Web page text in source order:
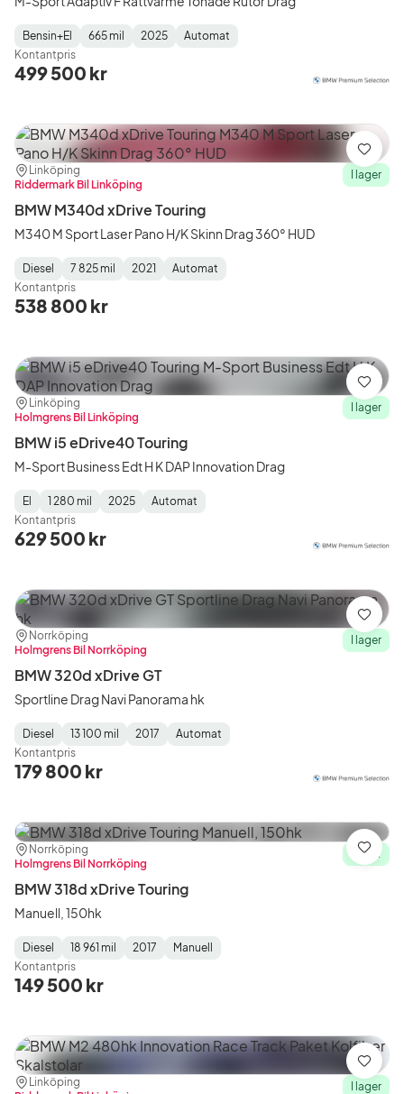
Fuel
Type:
Bensin+El
Mätarställning:
665 mil
Model
Year:
2025
Gearbox
Type:
Automat
Kontantpris
499 500 kr
Plats:
Linköping
Återförsäljare:
Riddermark Bil Linköping
I lager
BMW M340d xDrive Touring
M340 M Sport Laser Pano H/K Skinn Drag 360° HUD
Fuel
Type:
Diesel
Mätarställning:
7 825 mil
Model
Year:
2021
Gearbox
Type:
Automat
Kontantpris
538 800 kr
Spara
Plats:
Linköping
Återförsäljare:
Holmgrens Bil Linköping
I lager
BMW i5 eDrive40 Touring
M-Sport Business Edt H K DAP Innovation Drag
Fuel
Type:
El
Mätarställning:
1 280 mil
Model
Year:
2025
Gearbox
Type:
Automat
Kontantpris
629 500 kr
Spara
Plats:
Norrköping
Återförsäljare:
Holmgrens Bil Norrköping
I lager
BMW 320d xDrive GT
Sportline Drag Navi Panorama hk
Fuel
Type:
Diesel
Mätarställning:
13 100 mil
Model
Year:
2017
Gearbox
Type:
Automat
Kontantpris
179 800 kr
Spara
Plats:
Norrköping
Återförsäljare:
Holmgrens Bil Norrköping
I lager
BMW 318d xDrive Touring
Manuell, 150hk
Fuel
Type:
Diesel
Mätarställning:
18 961 mil
Model
Year:
2017
Gearbox
Type:
Manuell
Kontantpris
149 500 kr
Spara
Plats:
Linköping
Återförsäljare: I lager
Spara